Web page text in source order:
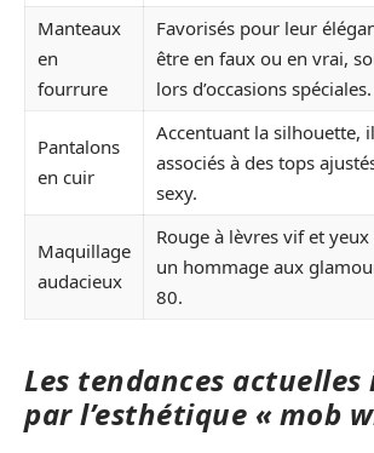
Manteaux
en
fourrure
Favorisés pour leur
être en faux ou en vrai,
lors d’occasions spéciales.
Pantalons
en cuir
Accentuant la silhouette,
associés à des tops
sexy.
Maquillage
audacieux
Rouge à lèvres vif et
un hommage aux
80.
Les tendances actuelles
par l’esthétique « mob